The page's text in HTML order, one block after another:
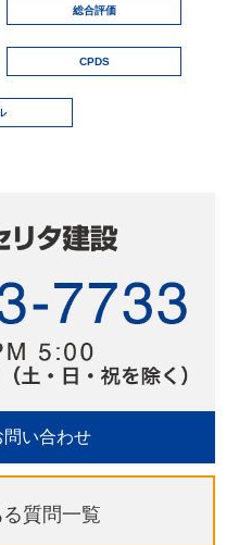
総合評価
CPDS
問い合わせ
質問一覧